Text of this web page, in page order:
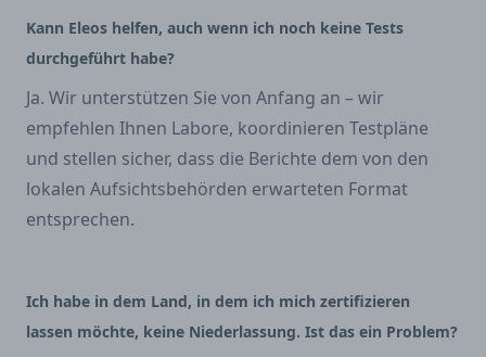
Kann Eleos helfen, auch wenn ich noch keine Tests
durchgeführt habe?
Ja. Wir unterstützen Sie von Anfang an – wir
empfehlen Ihnen Labore, koordinieren Testpläne
und stellen sicher, dass die Berichte dem von den
lokalen Aufsichtsbehörden erwarteten Format
entsprechen.
Ich habe in dem Land, in dem ich mich zertifizieren
lassen möchte, keine Niederlassung. Ist das ein Problem?